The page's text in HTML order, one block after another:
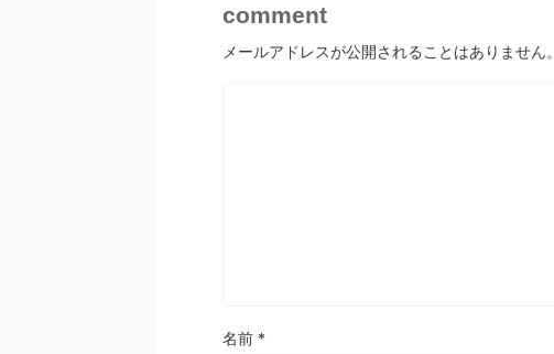
comment
メールアドレスが公開されることはありません。
名前 *